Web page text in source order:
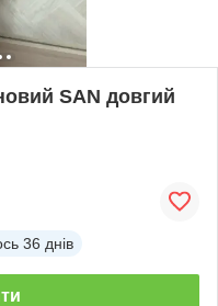
SAN довгий
36 днів